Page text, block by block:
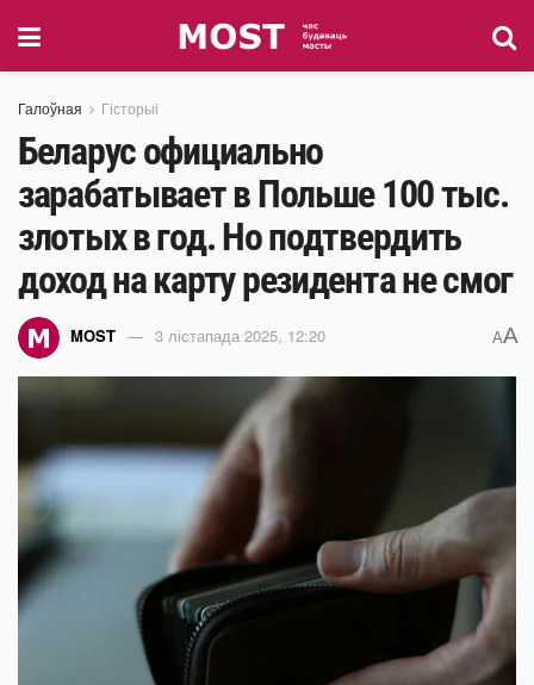
Галоўная Гісторыі
Беларус официально
зарабатывает в Польше 100 тыс.
злотых в год. Но подтвердить
доход на карту резидента не смог
MOST 3 лістапада 2025, 12:20 AA